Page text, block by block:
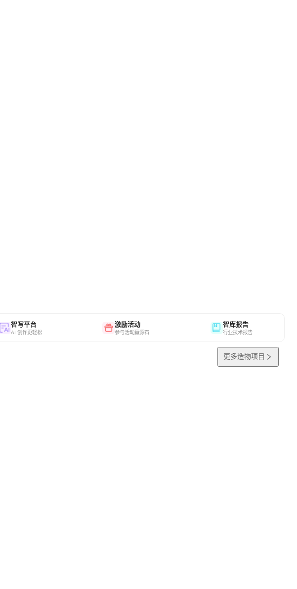
智写平台
AI 创作更轻松
激励活动
参与活动赢源石
智库报告
行业技术报告
更多造物项目